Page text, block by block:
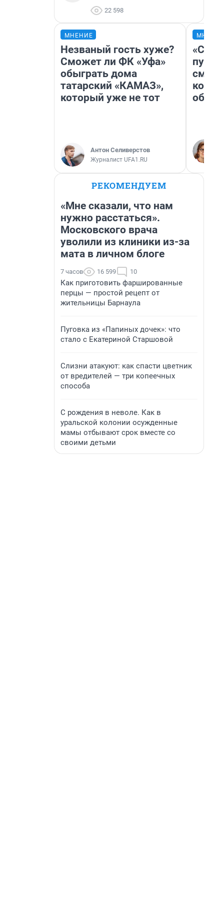
22 598
МНЕНИЕ
Незваный гость хуже?
Сможет ли ФК «Уфа»
обыграть дома
татарский «КАМАЗ»,
который уже не тот
Антон Селиверстов
Журналист UFA1.RU
РЕКОМЕНДУЕМ
«Мне сказали, что нам
нужно расстаться».
Московского врача
уволили из клиники из-за
мата в личном блоге
7 часов 16 599 10
Как приготовить фаршированные
перцы — простой рецепт от
жительницы Барнаула
Пуговка из «Папиных дочек»: что
стало с Екатериной Старшовой
Слизни атакуют: как спасти цветник
от вредителей — три копеечных
способа
С рождения в неволе. Как в
уральской колонии осужденные
мамы отбывают срок вместе со
своими детьми